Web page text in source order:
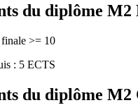
du diplôme M2
>= 10
: 5 ECTS
du diplôme M2